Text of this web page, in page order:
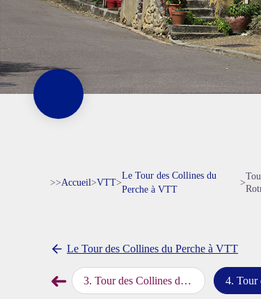
>>Accueil>VTT>
Le Tour des Collines du
Perche à VTT
>
Le Tour des Collines du Perche à VTT
➜Étape précédente
3. Tour des Collines du Perche à VTT : de Tourouvre-au-Perche à La Perrière 4.Tour des Collines du